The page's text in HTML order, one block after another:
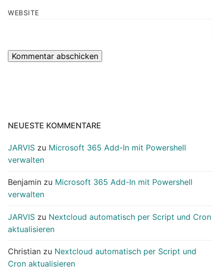
WEBSITE
NEUESTE KOMMENTARE
JARVIS zu Microsoft 365 Add-In mit Powershell
verwalten
Benjamin zu Microsoft 365 Add-In mit Powershell
verwalten
JARVIS zu Nextcloud automatisch per Script und Cron
aktualisieren
Christian zu Nextcloud automatisch per Script und
Cron aktualisieren